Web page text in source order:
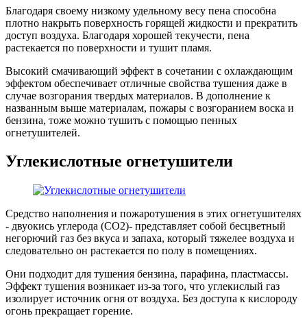
Благодаря своему низкому удельному весу пена способна
плотно накрыть поверхность горящей жидкости и прекратить
доступ воздуха. Благодаря хорошей текучести, пена
растекается по поверхности и тушит пламя.
Высокий смачивающий эффект в сочетании с охлаждающим
эффектом обеспечивает отличные свойства тушения даже в
случае возгорания твердых материалов. В дополнение к
названным выше материалам, пожары с возгоранием воска и
бензина, тоже можно тушить с помощью пенных
огнетушителей.
Углекислотные огнетушители
Средство наполнения и пожаротушения в этих огнетушителях
- двуокись углерода (CO2)- представляет собой бесцветный
негорючий газ без вкуса и запаха, который тяжелее воздуха и
следовательно он растекается по полу в помещениях.
Они подходит для тушения бензина, парафина, пластмассы.
Эффект тушения возникает из-за того, что углекислый газ
изолирует источник огня от воздуха. Без доступа к кислороду
огонь прекращает горение.